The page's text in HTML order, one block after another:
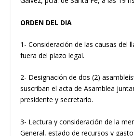
ORDEN DEL DIA
1- Consideración de las causas del
fuera del plazo legal.
2- Designación de dos (2)
suscriban el acta de Asamblea
presidente y secretario.
3- Lectura y consideración de la
General, estado de recursos y